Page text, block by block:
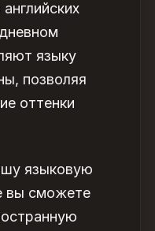
языку
позволяя
оттенки
языковую
вы сможете